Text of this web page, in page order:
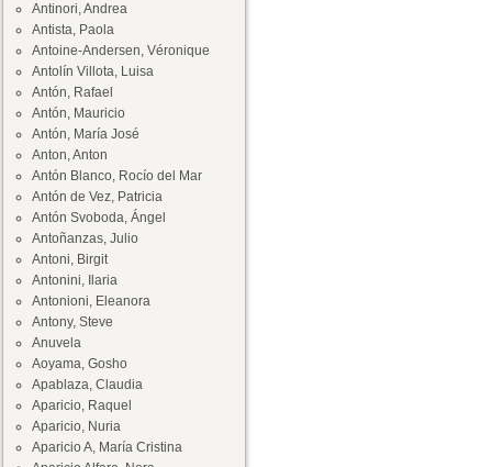
Antinori, Andrea
Antista, Paola
Antoine-Andersen, Véronique
Antolín Villota, Luisa
Antón, Rafael
Antón, Mauricio
Antón, María José
Anton, Anton
Antón Blanco, Rocío del Mar
Antón de Vez, Patricia
Antón Svoboda, Ángel
Antoñanzas, Julio
Antoni, Birgit
Antonini, Ilaria
Antonioni, Eleanora
Antony, Steve
Anuvela
Aoyama, Gosho
Apablaza, Claudia
Aparicio, Raquel
Aparicio, Nuria
Aparicio A, María Cristina